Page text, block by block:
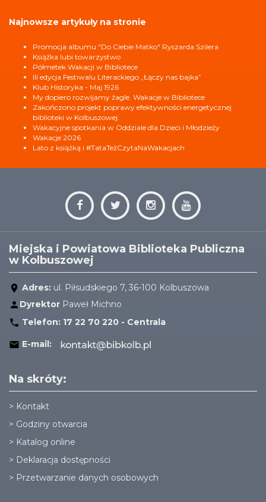
Najnowsze artykuły na stronie
Promocja albumu "Do Ciebie Matko" Ryszarda Szilera
Książka lubi towarzystwo
Półmetek Wakacji w Bibliotece
III edycja Festiwalu Literackiego „Łączy nas bajka”
Klub Historyka - Maj 1926
My dopiero rozwijamy żagle. Wakacje w Bibliotece
Zakończono projekt poprawy efektywności energetycznej
biblioteki w Kolbuszowej.
Wakacyjne spotkania w Oddziale dla Dzieci i Młodzieży
Wakacje 2026
Lato z książką i #TataTeżCzytaNaWakacjach
Miejska i Powiatowa Biblioteka Publiczna
w Kolbuszowej
Adres: ul. Piłsudskiego 7, 36-100 Kolbuszowa
Dyrektor Paweł Michno
Telefon: 17 22 70 220 - Centrala
E-mail:
Na skróty:
> Kontakt
> Godziny otwarcia
> Katalog online
> Deklaracja dostępności
> Przetwarzanie danych osobowych